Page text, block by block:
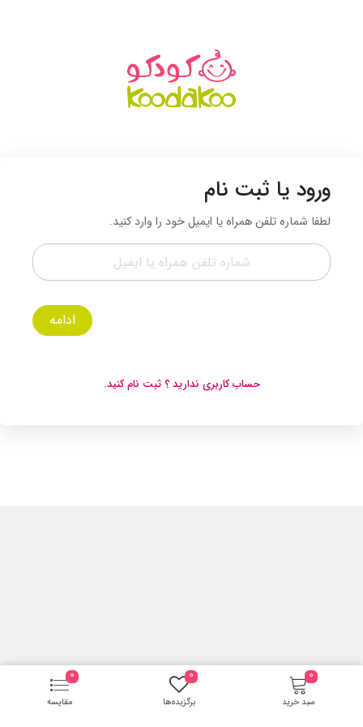
ورود یا ثبت نام
لطفا شماره تلفن همراه یا ایمیل خود را وارد کنید.
ادامه
حساب کاربری ندارید ؟ ثبت نام کنید.
سبد خرید
0
برگزیده‌ها
0
مقایسه
0